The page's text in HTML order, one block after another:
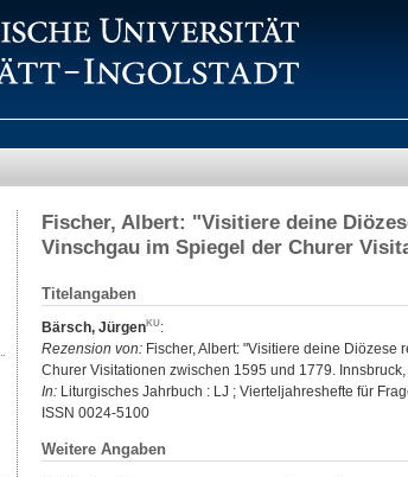
Fischer, Albert: "Visitiere deine
Vinschgau im Spiegel der Churer
Titelangaben
Bärsch, Jürgen
:
Rezension von: Fischer, Albert: "Visitiere deine
Churer Visitationen zwischen 1595 und 1779.
In: Liturgisches Jahrbuch : LJ ; Vierteljahreshefte für
ISSN 0024-5100
Weitere Angaben